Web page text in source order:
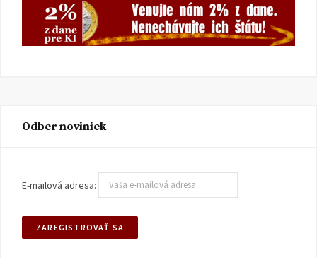
Odber noviniek
E-mailová adresa: